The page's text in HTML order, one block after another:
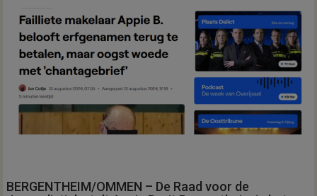
BERGENTHEIM/OMMEN – De Raad voor de